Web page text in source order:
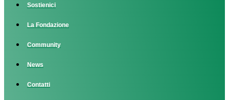
Sostienici
La Fondazione
Community
News
Contatti